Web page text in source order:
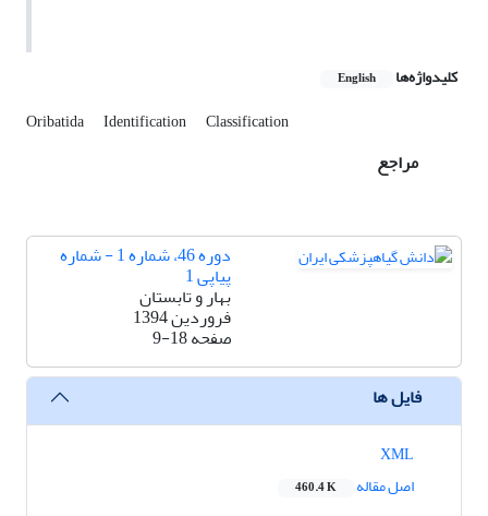
کلیدواژه‌ها English
Oribatida Identification Classification
مراجع
دوره 46، شماره 1 - شماره
پیاپی 1
بهار و تابستان
فروردین 1394
صفحه9-18
فایل ها
اصل مقاله
460.4 K